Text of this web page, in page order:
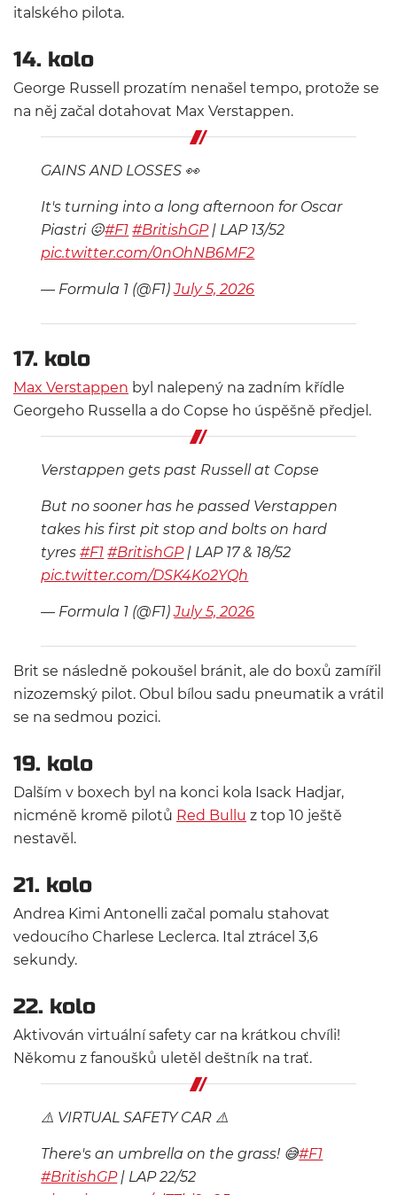
italského pilota.
14. kolo
George Russell prozatím nenašel tempo, protože se
na něj začal dotahovat Max Verstappen.
GAINS AND LOSSES 👀
It's turning into a long afternoon for Oscar
Piastri 😖#F1 #BritishGP| LAP 13/52
pic.twitter.com/0nOhNB6MF2
— Formula 1 (@F1)July 5, 2026
17. kolo
Max Verstappen byl nalepený na zadním křídle
Georgeho Russella a do Copse ho úspěšně předjel.
Verstappen gets past Russell at Copse
But no sooner has he passed Verstappen
takes his first pit stop and bolts on hard
tyres#F1 #BritishGP| LAP 17 & 18/52
pic.twitter.com/DSK4Ko2YQh
— Formula 1 (@F1)July 5, 2026
Brit se následně pokoušel bránit, ale do boxů zamířil
nizozemský pilot. Obul bílou sadu pneumatik a vrátil
se na sedmou pozici.
19. kolo
Dalším v boxech byl na konci kola Isack Hadjar,
nicméně kromě pilotů Red Bullu z top 10 ještě
nestavěl.
21. kolo
Andrea Kimi Antonelli začal pomalu stahovat
vedoucího Charlese Leclerca. Ital ztrácel 3,6
sekundy.
22. kolo
Aktivován virtuální safety car na krátkou chvíli!
Někomu z fanoušků uletěl deštník na trať.
⚠️ VIRTUAL SAFETY CAR ⚠️
There's an umbrella on the grass! 😅#F1
#BritishGP| LAP 22/52